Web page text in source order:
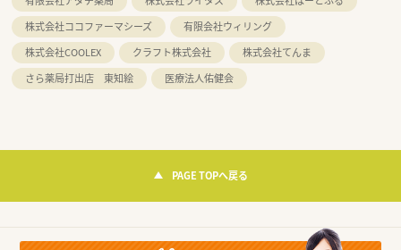
株式会社ココファーマシーズ
有限会社ウィリング
株式会社COOLEX
クラフト株式会社
株式会社てんま
さら薬局打出店 東知絵
医療法人佑健会
PAGE TOPへ戻る